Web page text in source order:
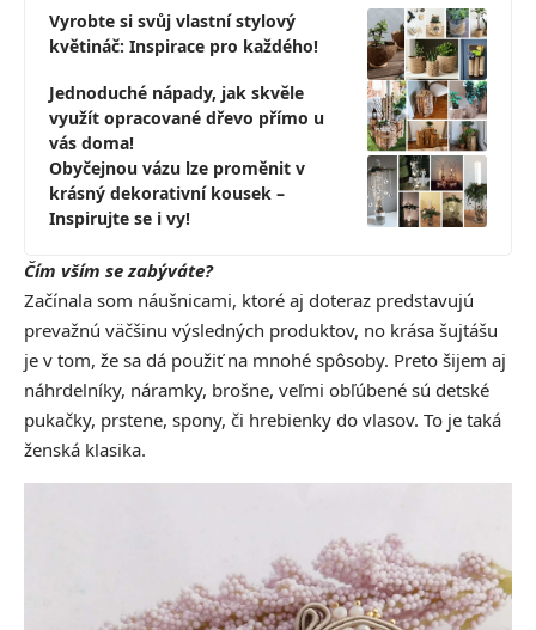
Vyrobte si svůj vlastní stylový
květináč: Inspirace pro každého!
Jednoduché nápady, jak skvěle
využít opracované dřevo přímo u
vás doma!
Obyčejnou vázu lze proměnit v
krásný dekorativní kousek –
Inspirujte se i vy!
Čím vším se zabýváte?
Začínala som náušnicami, ktoré aj doteraz predstavujú
prevažnú väčšinu výsledných produktov, no krása šujtášu
je v tom, že sa dá použiť na mnohé spôsoby. Preto šijem aj
náhrdelníky, náramky, brošne, veľmi obľúbené sú detské
pukačky, prstene, spony, či hrebienky do vlasov. To je taká
ženská klasika.